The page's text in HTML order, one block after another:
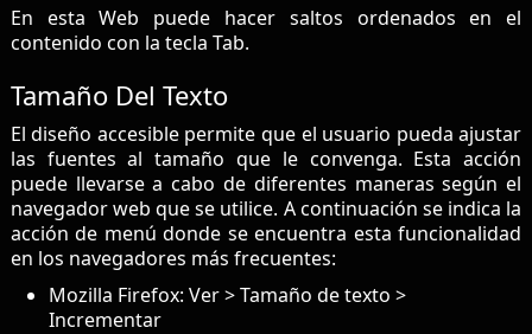
En esta Web puede hacer saltos ordenados en el
contenido con la tecla Tab.
Tamaño Del Texto
El diseño accesible permite que el usuario pueda ajustar
las fuentes al tamaño que le convenga. Esta acción
puede llevarse a cabo de diferentes maneras según el
navegador web que se utilice. A continuación se indica la
acción de menú donde se encuentra esta funcionalidad
en los navegadores más frecuentes:
Mozilla Firefox: Ver > Tamaño de texto >
Incrementar